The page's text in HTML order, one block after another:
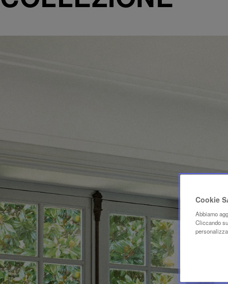
Cookie
Abbiamo
Cliccando